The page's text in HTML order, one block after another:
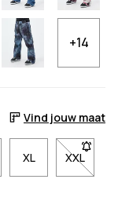
+14
Vind jouw maat
XL XXL- Maat